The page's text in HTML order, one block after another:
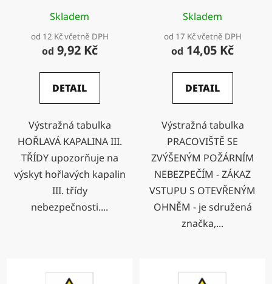
Skladem
od 12 Kč včetně DPH
od 9,92 Kč
DETAIL
Výstražná tabulka
HOŘLAVÁ KAPALINA III.
TŘÍDY upozorňuje na
výskyt hořlavých kapalin
III. třídy
nebezpečnosti....
VSTUPU S OTEVŘENÝM
OHNĚM -
Skladem
od 17 Kč včetně DPH
od 14,05 Kč
DETAIL
Výstražná tabulka
PRACOVIŠTĚ SE
ZVÝŠENÝM POŽÁRNÍM
NEBEZPEČÍM - ZÁKAZ
VSTUPU S OTEVŘENÝM
OHNĚM - je sdružená
značka,...